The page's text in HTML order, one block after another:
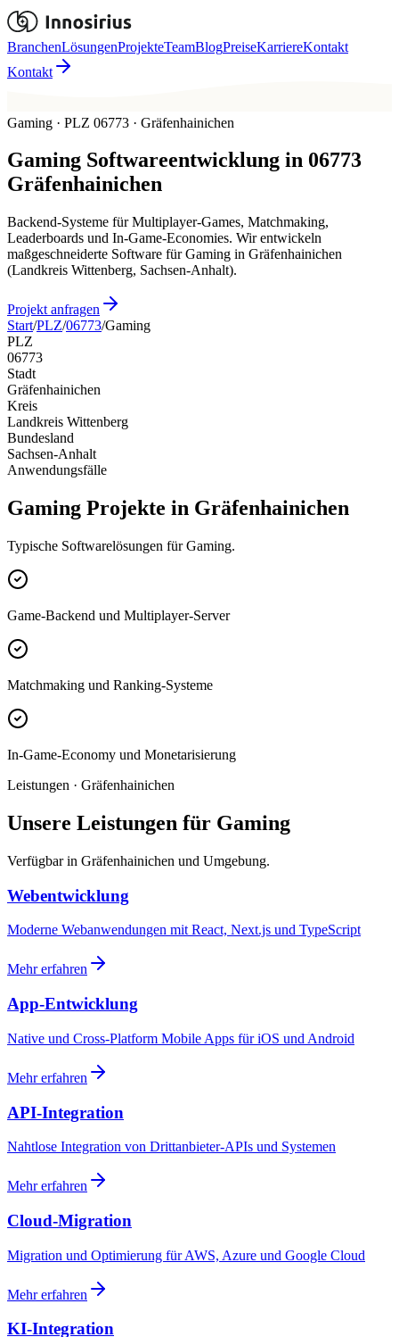
BranchenLösungenProjekteTeamBlogPreiseKarriereKontakt
Kontakt
Gaming · PLZ 06773 · Gräfenhainichen
Gaming Softwareentwicklung in 06773
Gräfenhainichen
Backend-Systeme für Multiplayer-Games, Matchmaking,
Leaderboards und In-Game-Economies. Wir entwickeln
maßgeschneiderte Software für Gaming in Gräfenhainichen
(Landkreis Wittenberg, Sachsen-Anhalt).
Projekt anfragen
Start/PLZ/06773/Gaming
PLZ
06773
Stadt
Gräfenhainichen
Kreis
Landkreis Wittenberg
Bundesland
Sachsen-Anhalt
Anwendungsfälle
Gaming Projekte in Gräfenhainichen
Typische Softwarelösungen für Gaming.
Game-Backend und Multiplayer-Server
Matchmaking und Ranking-Systeme
In-Game-Economy und Monetarisierung
Leistungen · Gräfenhainichen
Unsere Leistungen für Gaming
Verfügbar in Gräfenhainichen und Umgebung.
Webentwicklung
Moderne Webanwendungen mit React, Next.js und TypeScript
Mehr erfahren
App-Entwicklung
Native und Cross-Platform Mobile Apps für iOS und Android
Mehr erfahren
API-Integration
Nahtlose Integration von Drittanbieter-APIs und Systemen
Mehr erfahren
Cloud-Migration
Migration und Optimierung für AWS, Azure und Google Cloud
Mehr erfahren
KI-Integration